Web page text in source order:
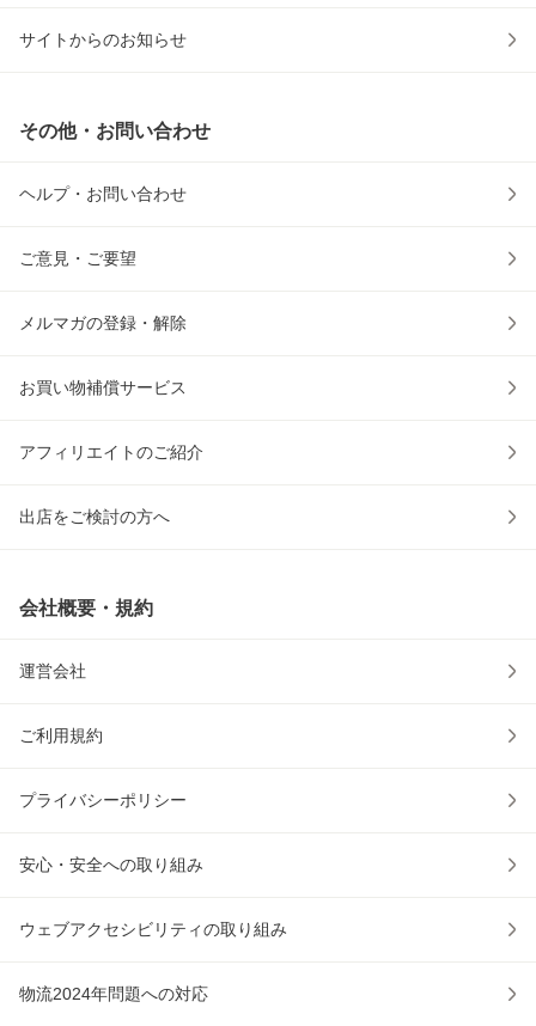
サイトからのお知らせ
その他・お問い合わせ
ヘルプ・お問い合わせ
ご意見・ご要望
メルマガの登録・解除
お買い物補償サービス
アフィリエイトのご紹介
出店をご検討の方へ
会社概要・規約
運営会社
ご利用規約
プライバシーポリシー
安心・安全への取り組み
ウェブアクセシビリティの取り組み
物流2024年問題への対応